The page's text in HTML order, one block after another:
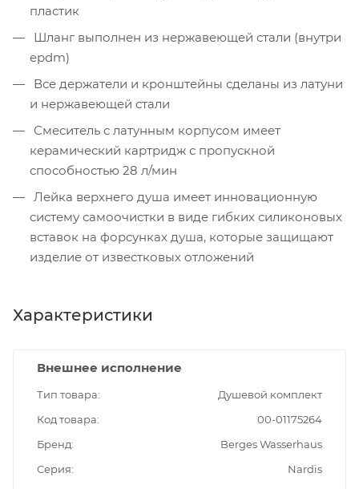
пластик
Шланг выполнен из нержавеющей стали (внутри
epdm)
Все держатели и кронштейны сделаны из латуни
и нержавеющей стали
Смеситель с латунным корпусом имеет
керамический картридж с пропускной
способностью 28 л/мин
Лейка верхнего душа имеет инновационную
систему самоочистки в виде гибких силиконовых
вставок на форсунках душа, которые защищают
изделие от известковых отложений
Характеристики
Внешнее исполнение
Тип товара
Душевой комплект
Код товара
00-01175264
Бренд
Berges Wasserhaus
Серия
Nardis